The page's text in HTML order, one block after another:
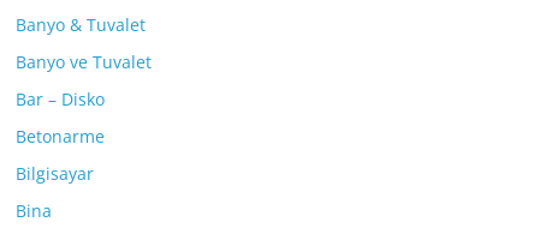
Banyo & Tuvalet
Banyo ve Tuvalet
Bar – Disko
Betonarme
Bilgisayar
Bina